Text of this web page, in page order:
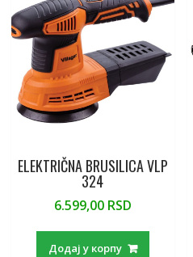
ELEKTRIČNA BRUSILICA VLP
324
6.599,00 RSD
Додај у корпу